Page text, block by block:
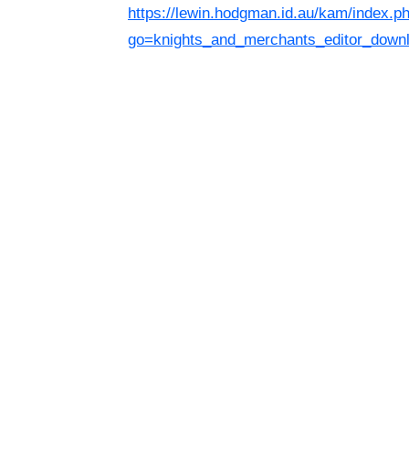
https://lewin.hodgman.id.au/kam/